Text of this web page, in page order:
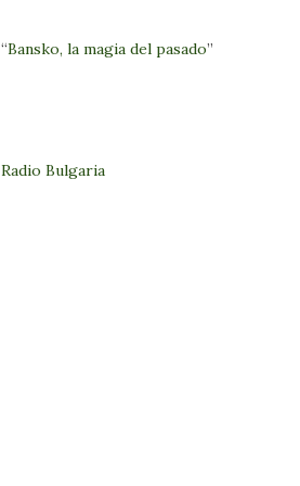
“Bansko, la magia del pasado”
Radio Bulgaria